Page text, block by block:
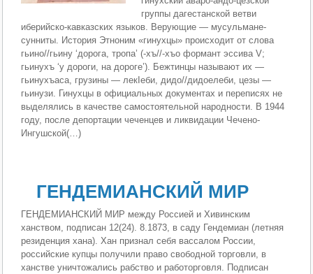
группы дагестанской ветви
иберийско-кавказских языков. Верующие — мусульмане-
сунниты. История Этноним «гинухцы» происходит от слова
гьино//гьину ‘дорога, тропа’ (-хъ//-хъо формант эссива V;
гьинухъ ‘у дороги, на дороге’). Бежтинцы называют их —
гьинухъаса, грузины — лекIеби, дидо//дидоелеби, цезы —
гьинузи. Гинухцы в официальных документах и переписях не
выделялись в качестве самостоятельной народности. В 1944
году, после депортации чеченцев и ликвидации Чечено-
Ингушской(…)
ГЕНДЕМИАНСКИЙ МИР
ГЕНДЕМИАНСКИЙ МИР между Россией и Хивинским
ханством, подписан 12(24). 8.1873, в саду Гендемиан (летняя
резиденция хана). Хан признал себя вассалом России,
российские купцы получили право свободной торговли, в
ханстве уничтожались рабство и работорговля. Подписан